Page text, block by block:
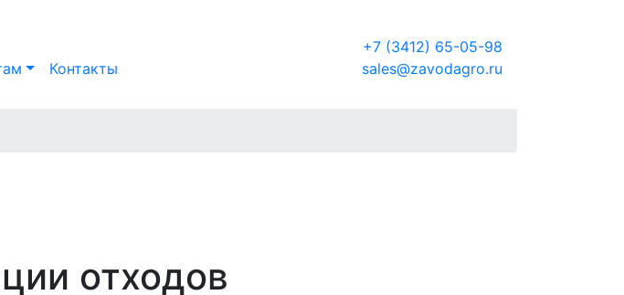
Контакты
+7 (3412) 65-05-98
sales@zavodagro.ru
отходов